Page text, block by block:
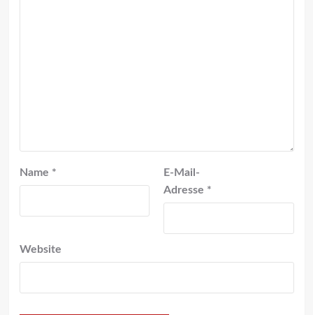
Name *
E-Mail-
Adresse *
Website